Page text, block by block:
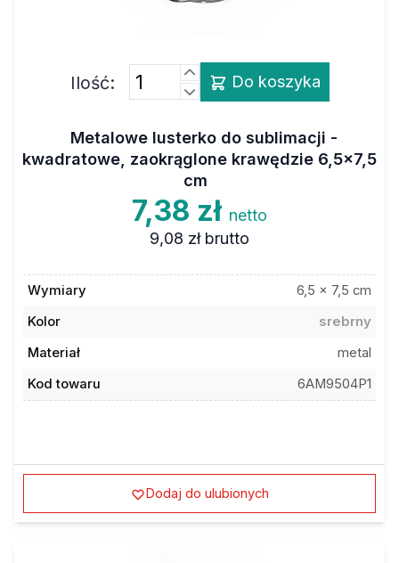
Ilość: Do koszyka
Metalowe lusterko do sublimacji -
kwadratowe, zaokrąglone krawędzie 6,5x7,5
cm
7,38 zł netto
9,08 zł brutto
Wymiary
6,5 x 7,5 cm
Kolor
srebrny
Materiał
metal
Kod towaru
6AM9504P1
Dodaj do ulubionych